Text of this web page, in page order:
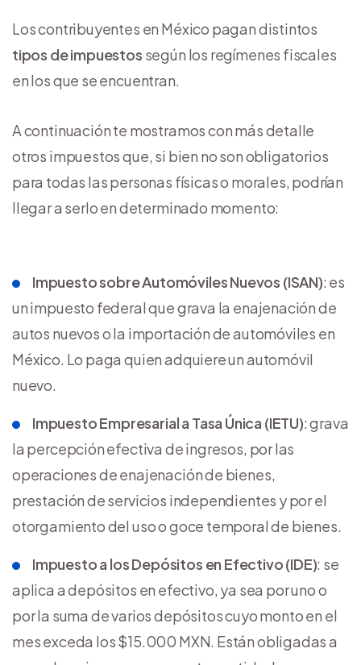
Los contribuyentes en México pagan distintos
tipos de impuestos según los regímenes fiscales
en los que se encuentran.
A continuación te mostramos con más detalle
otros impuestos que, si bien no son obligatorios
para todas las personas físicas o morales, podrían
llegar a serlo en determinado momento:
Impuesto sobre Automóviles Nuevos (ISAN): es
un impuesto federal que grava la enajenación de
autos nuevos o la importación de automóviles en
México. Lo paga quien adquiere un automóvil
nuevo.
Impuesto Empresarial a Tasa Única (IETU): grava
la percepción efectiva de ingresos, por las
operaciones de enajenación de bienes,
prestación de servicios independientes y por el
otorgamiento del uso o goce temporal de bienes.
Impuesto a los Depósitos en Efectivo (IDE): se
aplica a depósitos en efectivo, ya sea por uno o
por la suma de varios depósitos cuyo monto en el
mes exceda los $15.000 MXN. Están obligadas a